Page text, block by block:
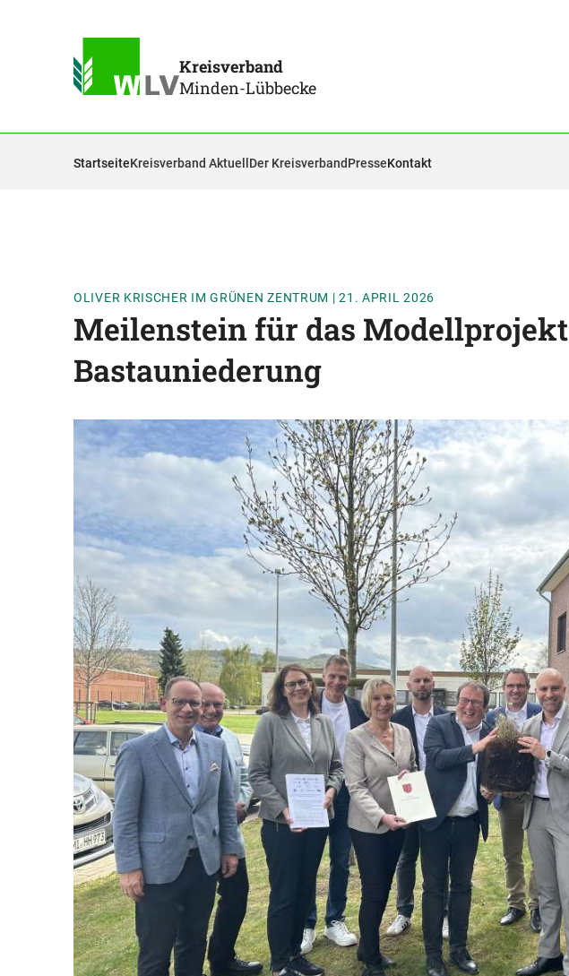
Kreisverband
Minden-Lübbecke
StartseiteKreisverband Aktuell Der KreisverbandPresseKontakt
OLIVER KRISCHER IM GRÜNEN ZENTRUM |21. APRIL 2026
Meilenstein für das Modellprojekt
Bastauniederung